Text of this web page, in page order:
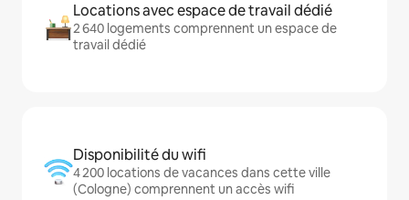
Locations avec espace de travail dédié
2 640 logements comprennent un espace de
travail dédié
Disponibilité du wifi
4 200 locations de vacances dans cette ville
(Cologne) comprennent un accès wifi